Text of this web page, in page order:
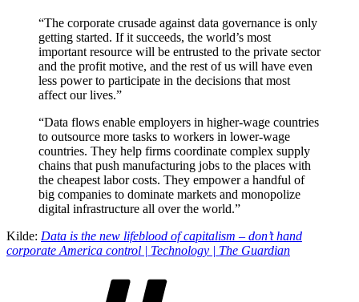
“The corporate crusade against data governance is only
getting started. If it succeeds, the world’s most
important resource will be entrusted to the private sector
and the profit motive, and the rest of us will have even
less power to participate in the decisions that most
affect our lives.”
“Data flows enable employers in higher-wage countries
to outsource more tasks to workers in lower-wage
countries. They help firms coordinate complex supply
chains that push manufacturing jobs to the places with
the cheapest labor costs. They empower a handful of
big companies to dominate markets and monopolize
digital infrastructure all over the world.”
Kilde: Data is the new lifeblood of capitalism – don’t hand
corporate America control | Technology | The Guardian